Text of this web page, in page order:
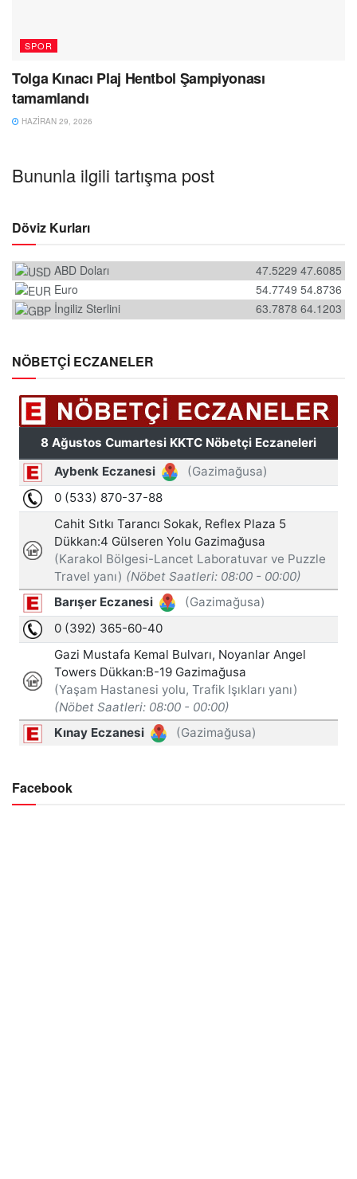
SPOR
Tolga Kınacı Plaj Hentbol Şampiyonası
tamamlandı
HAZIRAN 29, 2026
Bununla ilgili tartışma post
Döviz Kurları
ABD Doları 47.6085
47.5229
Euro
54.8736
54.7749
İngiliz Sterlini
64.1203
63.7878
NÖBETÇİ ECZANELER
Facebook